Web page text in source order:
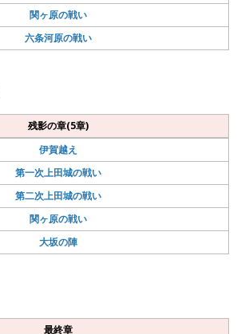
関ヶ原の戦い
六条河原の戦い
残影の章(5章)
伊賀越え
第一次上田城の戦い
第二次上田城の戦い
関ヶ原の戦い
大坂の陣
最終章